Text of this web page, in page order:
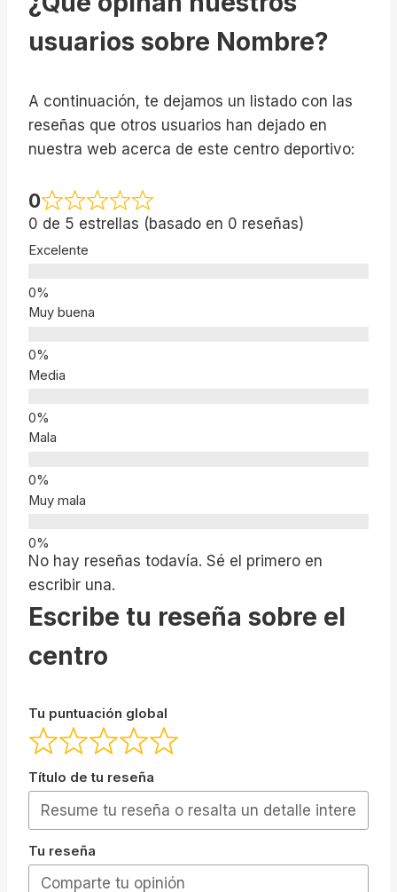
usuarios sobre Nombre?
A continuación, te dejamos un listado con las
reseñas que otros usuarios han dejado en
nuestra web acerca de este centro deportivo:
0
0 de 5 estrellas (basado en 0 reseñas)
Excelente
Muy buena
Media
Mala
Muy mala
No hay reseñas todavía. Sé el primero en
escribir una.
Escribe tu reseña sobre el
centro
Tu puntuación global
Título de tu reseña
Tu reseña